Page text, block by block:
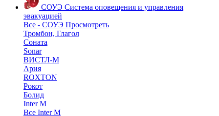
СОУЭ Система оповещения и управления
эвакуацией
Все - СОУЭ Просмотреть
Тромбон, Глагол
Соната
Sonar
ВИСТЛ-М
Ария
ROXTON
Рокот
Болид
Inter M
Все Inter M